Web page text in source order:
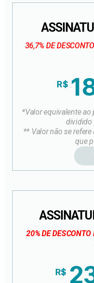
36,7% DE
R$
*Valor equivalente
dividido
** Valor não se
que
20% DE
R$